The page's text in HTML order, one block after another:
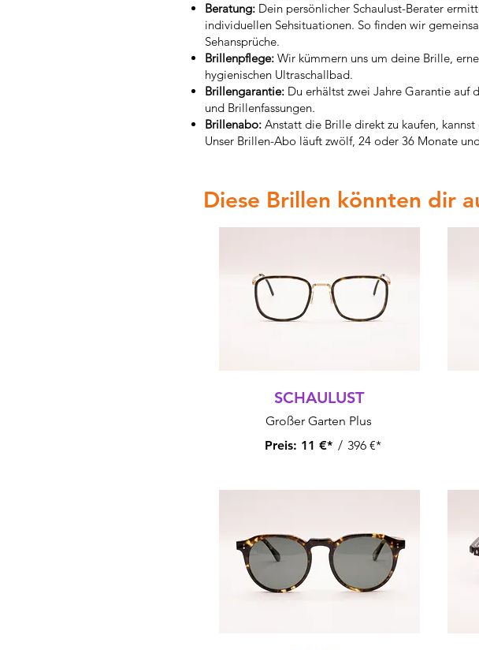
Beratung: Dein persönlicher Schaulust-Berater
individuellen Sehsituationen. So finden wir
Sehansprüche.
Brillenpflege: Wir kümmern uns um deine Brille,
hygienischen Ultraschallbad.
Brillengarantie: Du erhältst zwei Jahre Garantie
und Brillenfassungen.
Brillenabo: Anstatt die Brille direkt zu kaufen,
Unser Brillen-Abo läuft zwölf, 24 oder 36 Monate
Diese Brillen könnten dir
SCHAULUST
Großer Garten Plus
Preis: 11 €* / 396 €*